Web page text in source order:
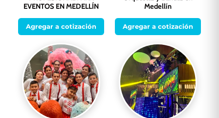
EVENTOS EN MEDELLÍN
Agregar a cotización
Medellín
Agregar a cotización